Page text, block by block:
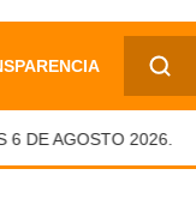
✕
AGOSTO 2026.